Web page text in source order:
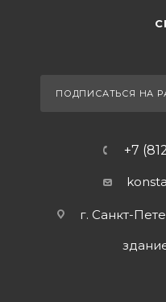
ПОДПИСАТЬСЯ НА
+7
г. Санкт-